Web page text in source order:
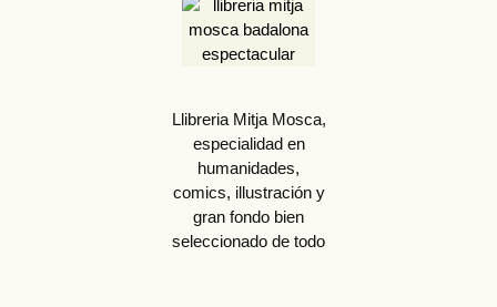
Llibreria Mitja Mosca,
especialidad en
humanidades,
comics, illustración y
gran fondo bien
seleccionado de todo